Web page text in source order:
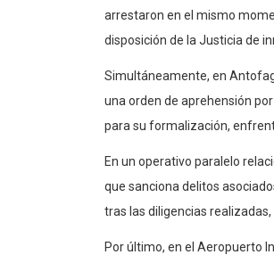
arrestaron en el mismo
disposición de la Justicia de
Simultáneamente, en
una orden de aprehensión
para su formalización,
En un operativo paralelo
que sanciona delitos
tras las diligencias
Por último, en el Aeropuerto